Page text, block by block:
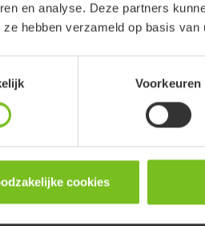
en analyse. Deze partners
hebben verzameld op basis
Voorkeuren
cookies
de werkdruk van zorgverleners wordt
Sentinel biedt. Er is ook minder
best veel tijd in gaat zitten om een
Emhe gebruikt Star Sentinel zo’n 2
knippert kan ze eenvoudig zien of
het een strakke en stijlvolle look
een witte sticker naast de
dagelijkse routine met Star Sentinel